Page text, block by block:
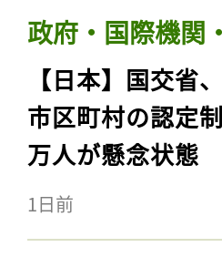
政府・国際機関
【日本】国交省
市区町村の認定
万人が懸念状態
1日前